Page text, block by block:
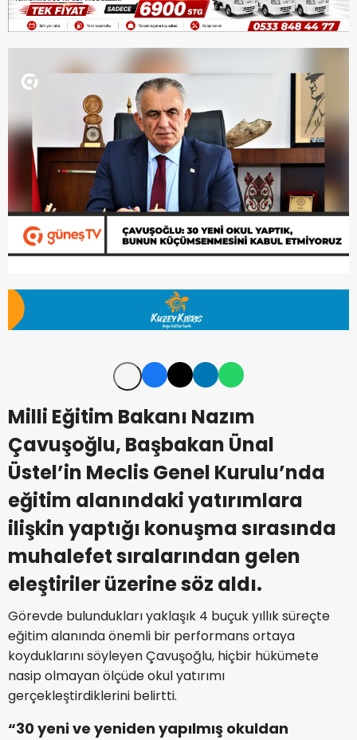
Milli Eğitim Bakanı Nazım
Çavuşoğlu, Başbakan Ünal
Üstel’in Meclis Genel Kurulu’nda
eğitim alanındaki yatırımlara
ilişkin yaptığı konuşma sırasında
muhalefet sıralarından gelen
eleştiriler üzerine söz aldı.
Görevde bulundukları yaklaşık 4 buçuk yıllık süreçte
eğitim alanında önemli bir performans ortaya
koyduklarını söyleyen Çavuşoğlu, hiçbir hükümete
nasip olmayan ölçüde okul yatırımı
gerçekleştirdiklerini belirtti.
“30 yeni ve yeniden yapılmış okuldan